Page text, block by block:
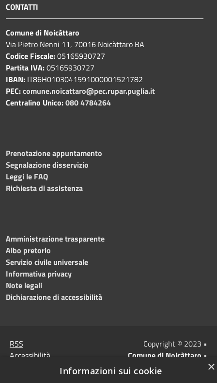
CONTATTI
Comune di Noicàttaro
Via Pietro Nenni 11, 70016 Noicàttaro BA
Codice Fiscale:05165930727
Partita IVA:05165930727
IBAN: IT86H0103041591000001521782
PEC:comune.noicattaro@pec.rupar.puglia.it
Centralino Unico:080 4784264
Prenotazione appuntamento
Segnalazione disservizio
Leggi le FAQ
Richiesta di assistenza
Amministrazione trasparente
Albo pretorio
Servizio civile universale
Informativa privacy
Note legali
Dichiarazione di accessibilità
RSS
Accessibilità
Copyright © 2023 •
Comune di Noicàttaro •
Powered by
×
Informazioni sui cookie